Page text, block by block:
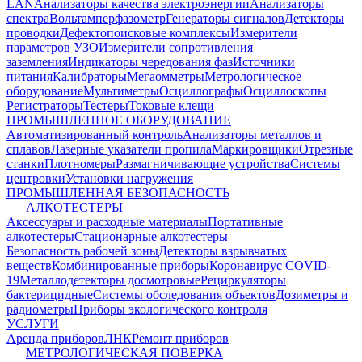
LANАнализаторы качества электроэнергииАнализаторы
спектраВольтамперфазометрГенераторы сигналовДетекторы
проводкиДефектопоисковые комплексыИзмерители
параметров УЗОИзмерители сопротивления
заземленияИндикаторы чередования фазИсточники
питанияКалибраторыМегаомметрыМетрологическое
оборудованиеМультиметрыОсциллографыОсциллоскопы
РегистраторыТестерыТоковые клещи
ПРОМЫШЛЕННОЕ ОБОРУДОВАНИЕ
Автоматизированный контрольАнализаторы металлов и
сплавовЛазерные указатели пропилаМаркировщикиОтрезные
станкиПлотномерыРазмагничивающие устройстваСистемы
центровкиУстановки нагружения
ПРОМЫШЛЕННАЯ БЕЗОПАСНОСТЬ
АЛКОТЕСТЕРЫ
Аксессуары и расходные материалыПортативные
алкотестерыСтационарные алкотестеры
Безопасность рабочей зоныДетекторы взрывчатых
веществКомбинированные приборыКоронавирус COVID-
19Металлодетекторы досмотровыеРециркуляторы
бактерицидныеСистемы обследования объектовДозиметры и
радиометрыПриборы экологического контроля
УСЛУГИ
Аренда приборовЛНКРемонт приборов
МЕТРОЛОГИЧЕСКАЯ ПОВЕРКА